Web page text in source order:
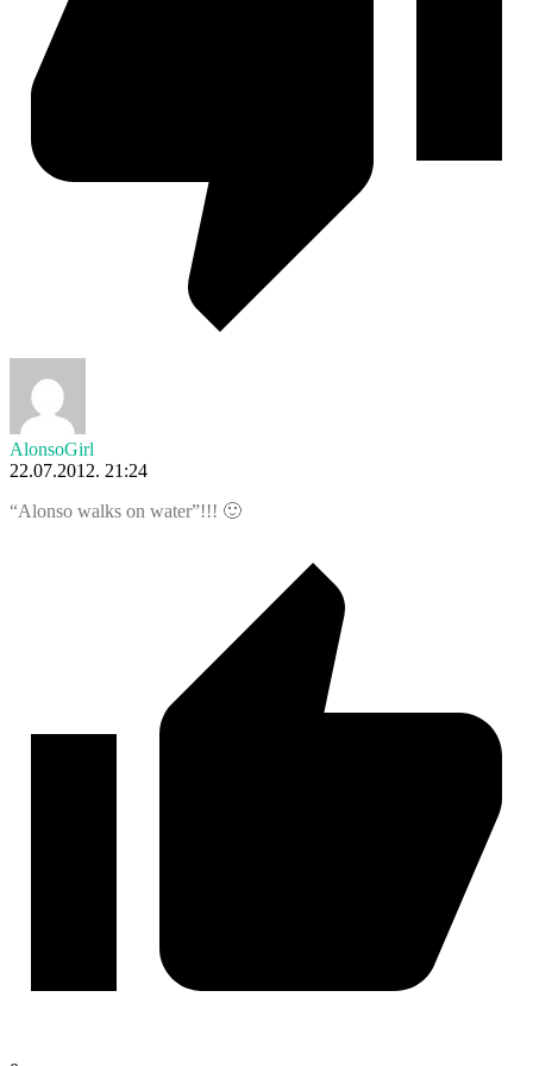
AlonsoGirl
22.07.2012. 21:24
“Alonso walks on water”!!! 🙂